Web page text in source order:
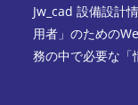
Jw_cad 設備設計
用者」のための
務の中で必要な「